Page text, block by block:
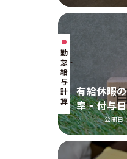
勤
怠・
給
与
計
算
有給休暇
率・付与
トを実務
公開日